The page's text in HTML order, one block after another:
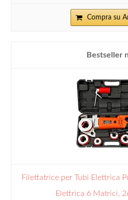
Compra su
Filettatrice per Tubi Elettrica
Elettrica 6 Matrici,